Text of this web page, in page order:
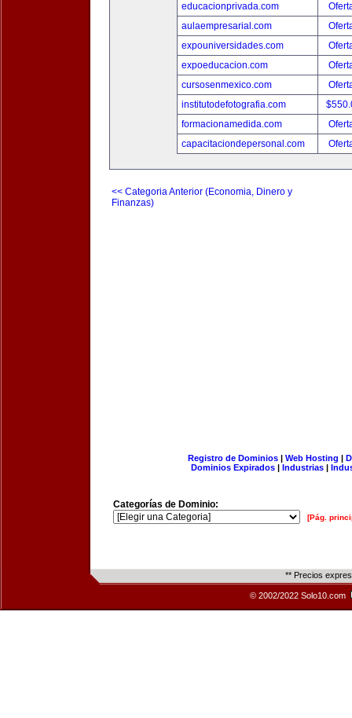
educacionprivada.com
aulaempresarial.com
expouniversidades.com
expoeducacion.com
cursosenmexico.com
institutodefotografia.com
formacionamedida.com
capacitaciondepersonal.com
<< Categoria Anterior (Economia, Dinero y
Finanzas)
Registro de Dominios| Web Hosting |
Dominios Expirados | Industrias |
Categorías de Dominio:
[Pág.
** Precios
© 2002/2022 Solo10.com